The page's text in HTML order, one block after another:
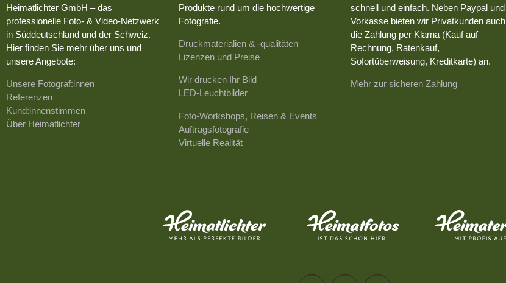
Heimatlichter GmbH – das
professionelle Foto- & Video-Netzwerk
in Süddeutschland und der Schweiz.
Hier finden Sie mehr über uns und
unsere Angebote:
Unsere Fotograf:innen
Referenzen
Kund:innenstimmen
Über Heimatlichter
Produkte rund um die hochwertige
Fotografie.
Druckmaterialien & -qualitäten
Lizenzen und Preise
Wir drucken Ihr Bild
LED-Leuchtbilder
Foto-Workshops, Reisen & Events
Auftragsfotografie
Virtuelle Realität
schnell und einfach. Neben Paypal und
Vorkasse bieten wir Privatkunden auch
die Zahlung per Klarna (Kauf auf
Rechnung, Ratenkauf,
Sofortüberweisung, Kreditkarte) an.
Mehr zur sicheren Zahlung